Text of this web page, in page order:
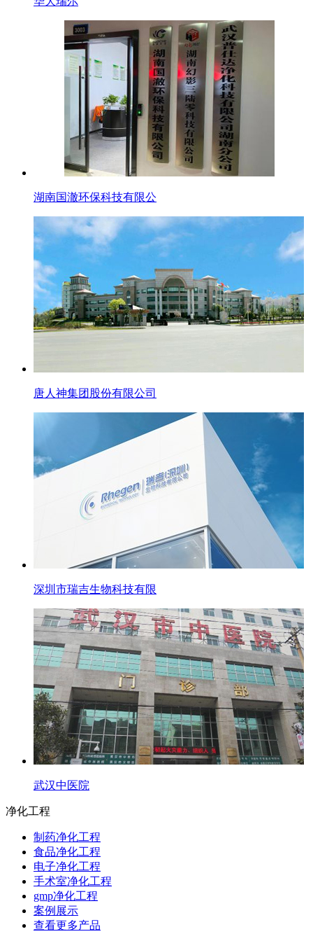
湖南国澈环保科技有限公
唐人神集团股份有限公司
深圳市瑞吉生物科技有限
武汉中医院
净化工程
制药净化工程
食品净化工程
电子净化工程
手术室净化工程
gmp净化工程
案例展示
查看更多产品